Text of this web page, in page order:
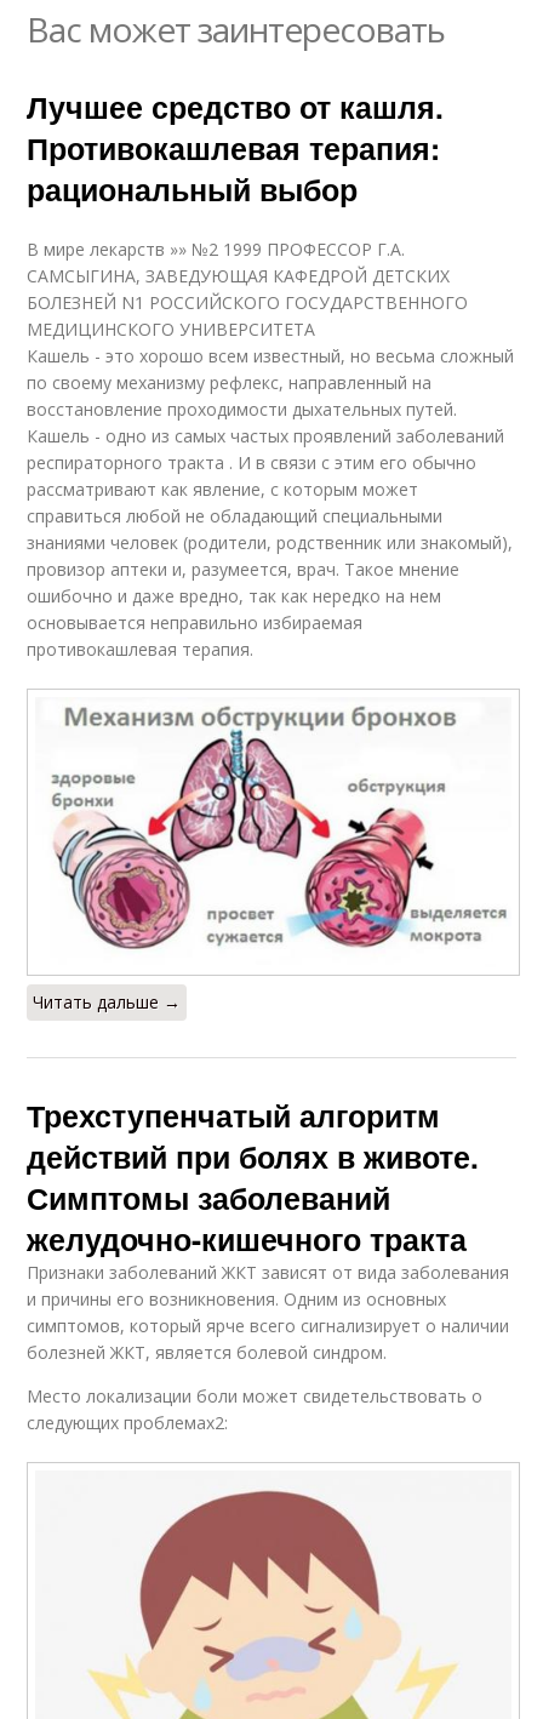
Вас может заинтересовать
Лучшее средство от кашля.
Противокашлевая терапия:
рациональный выбор
В мире лекарств »» №2 1999 ПРОФЕССОР Г.А.
САМСЫГИНА, ЗАВЕДУЮЩАЯ КАФЕДРОЙ ДЕТСКИХ
БОЛЕЗНЕЙ N1 РОССИЙСКОГО ГОСУДАРСТВЕННОГО
МЕДИЦИНСКОГО УНИВЕРСИТЕТА
Кашель - это хорошо всем известный, но весьма сложный
по своему механизму рефлекс, направленный на
восстановление проходимости дыхательных путей.
Кашель - одно из самых частых проявлений заболеваний
респираторного тракта . И в связи с этим его обычно
рассматривают как явление, с которым может
справиться любой не обладающий специальными
знаниями человек (родители, родственник или знакомый),
провизор аптеки и, разумеется, врач. Такое мнение
ошибочно и даже вредно, так как нередко на нем
основывается неправильно избираемая
противокашлевая терапия.
Читать дальше →
Трехступенчатый алгоритм
действий при болях в животе.
Симптомы заболеваний
желудочно-кишечного тракта
Признаки заболеваний ЖКТ зависят от вида заболевания
и причины его возникновения. Одним из основных
симптомов, который ярче всего сигнализирует о наличии
болезней ЖКТ, является болевой синдром.
Место локализации боли может свидетельствовать о
следующих проблемах2: